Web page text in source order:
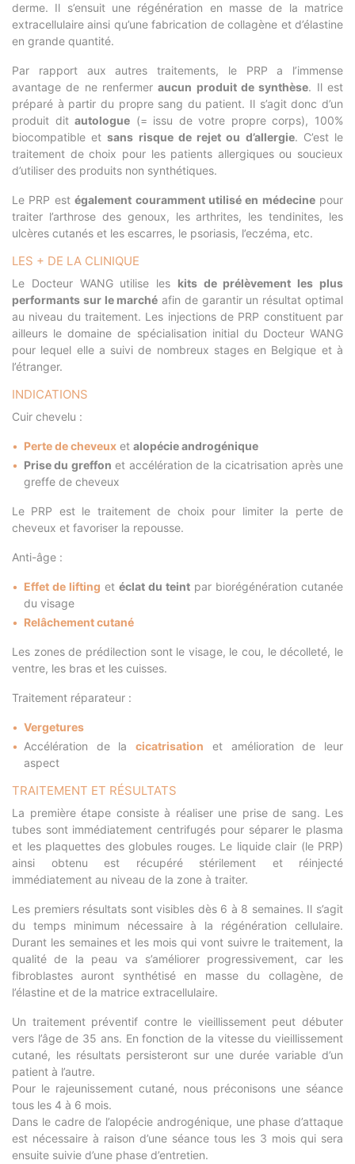
derme. Il s’ensuit une régénération en masse de la matrice
extracellulaire ainsi qu’une fabrication de collagène et d’élastine
en grande quantité.
Par rapport aux autres traitements, le PRP a l’immense
avantage de ne renfermeraucun produit de synthèse. Il est
préparé à partir du propre sang du patient. Il s’agit donc d’un
produit ditautologue (= issu de votre propre corps), 100%
biocompatible etsans risque de rejet ou d’allergie. C’est le
traitement de choix pour les patients allergiques ou soucieux
d’utiliser des produits non synthétiques.
Le PRP estégalement couramment utilisé en médecinepour
traiter l’arthrose des genoux, les arthrites, les tendinites, les
ulcères cutanés et les escarres, le psoriasis, l’eczéma, etc.
LES + DE LA CLINIQUE
Le Docteur WANG utilise les kits de prélèvement les plus
performants sur le marché afin de garantir un résultat optimal
au niveau du traitement. Les injections de PRP constituent par
ailleurs le domaine de spécialisation initial du Docteur WANG
pour lequel elle a suivi de nombreux stages en Belgique et à
l’étranger.
INDICATIONS
Cuir chevelu :
Perte de cheveux et alopécie androgénique
Prise du greffon et accélération de la cicatrisation après une
greffe de cheveux
Le PRP est le traitement de choix pour limiter la perte de
cheveux et favoriser la repousse.
Anti-âge :
Effet de lifting et éclat du teint par biorégénération cutanée
du visage
Relâchement cutané
Les zones de prédilection sont le visage, le cou, le décolleté, le
ventre, les bras et les cuisses.
Traitement réparateur :
Vergetures
Accélération de lacicatrisation et amélioration de leur
aspect
TRAITEMENT ET RÉSULTATS
La première étape consiste à réaliser une prise de sang. Les
tubes sont immédiatement centrifugés pour séparer le plasma
et les plaquettes des globules rouges. Le liquide clair (le PRP)
ainsi obtenu est récupéré stérilement et réinjecté
immédiatement au niveau de la zone à traiter.
Les premiers résultats sont visibles dès 6 à 8 semaines. Il s’agit
du temps minimum nécessaire à la régénération cellulaire.
Durant les semaines et les mois qui vont suivre le traitement, la
qualité de la peau va s’améliorer progressivement, car les
fibroblastes auront synthétisé en masse du collagène, de
l’élastine et de la matrice extracellulaire.
Un traitement préventif contre le vieillissement peut débuter
vers l’âge de 35 ans. En fonction de la vitesse du vieillissement
cutané, les résultats persisteront sur une durée variable d’un
patient à l’autre.
Pour le rajeunissement cutané, nous préconisons une séance
tous les 4 à 6 mois.
Dans le cadre de l’alopécie androgénique, une phase d’attaque
est nécessaire à raison d’une séance tous les 3 mois qui sera
ensuite suivie d’une phase d’entretien.